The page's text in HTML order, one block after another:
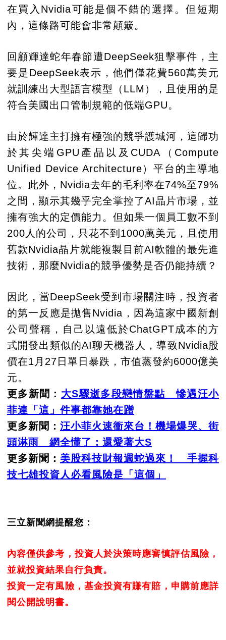
在買入Nvidia可能是個不錯的選擇。但短期
內，這條路可能會非常顛簸。
回顧輝達蛇年春節遭DeepSeek狙擊事件，主
要是DeepSeek表示，他們僅花費560萬美元
就訓練出大型語言模型（LLM），且使用的是
符合美國出口管制規範的低端GPU。
由於輝達主打擁有極強的競爭護城河，這歸功
於其尖端GPU產品以及CUDA（Compute
Unified Device Architecture）平台的主導地
位。此外，Nvidia去年的毛利率在74%至79%
之間，顯示其幾乎完全掌控了AI晶片市場，並
擁有強大的定價能力。但如果一個員工數不到
200人的公司，只花不到1000萬美元，且使用
舊款Nvidia晶片就能複製目前AI軟體的最先進
技術，那麼Nvidia的競爭優勢是否仍能持續？
因此，當DeepSeek受到市場關注時，投資者
的第一反應是拋售Nvidia，因為這家中國新創
公司聲稱，自己以遠低於ChatGPT成本的方
式開發出類似的AI聊天機器人，導致Nvidia股
價在1月27日單日暴跌，市值蒸發約6000億美
元。
更多新聞： 大S驟逝多段戀情盤點 慘遇汪小
菲連「這」件事都靠她在蹭
更多新聞： 汪小菲火速衝來台！機場爆哭、街
頭淋雨 網全懂了：還愛著大S
更多新聞： 美股科技財報週蛇過來！ 手握科
技七雄投資人必看風險是「這個」
三立新聞網提醒您：
內容僅供參考，投資人於決策時應審慎評估風險，
並就投資結果自行負責。
投資一定有風險，基金投資有賺有賠，申購前應詳
閱公開說明書。